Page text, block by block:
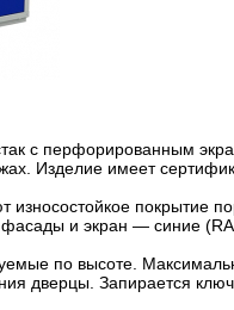
с перфорированным
Изделие имеет
покрытие
и экран — синие
по высоте.
дверцы. Запирается